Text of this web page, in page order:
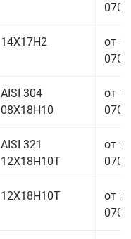
14Х17Н2
от
AISI 304
08Х18Н10
от
AISI 321
12Х18Н10Т
от
12Х18Н10Т
от